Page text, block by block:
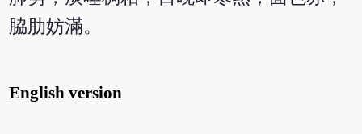
脇肋妨滿。
English version